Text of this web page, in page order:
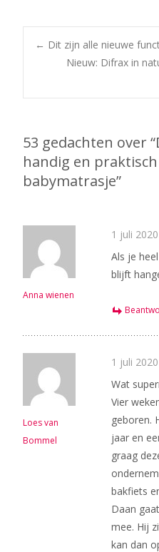
Bericht
← Dit zijn alle nieuwe
Nieuw: Difrax in
53 gedachten over “
handig en
babymatrasje”
Anna wienen
1 juli
Als je
blijft
Loes van
Bommel
1 juli
Wat
Vier
geboren.
jaar en
graag
bakfiets
Daan
mee. Hij
kan dan